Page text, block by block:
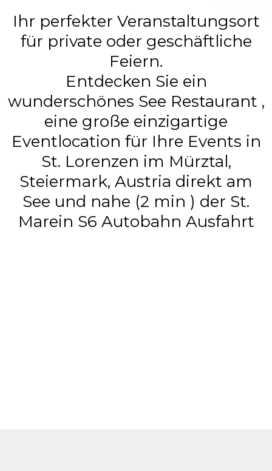
Ihr perfekter Veranstaltungsort
für private oder geschäftliche
Feiern.
Entdecken Sie ein
wunderschönes See Restaurant ,
eine große einzigartige
Eventlocation für Ihre Events in
St. Lorenzen im Mürztal,
Steiermark, Austria direkt am
See und nahe (2 min ) der St.
Marein S6 Autobahn Ausfahrt